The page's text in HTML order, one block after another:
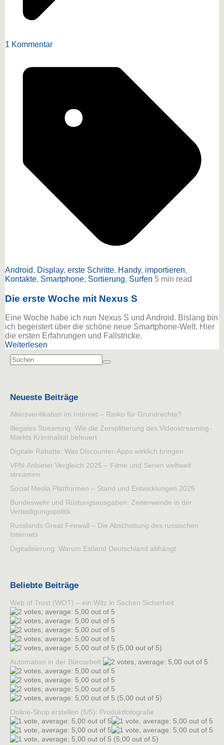
1 Kommentar
Android, Display, erste Schritte, Handy, importieren,
Kontakte, Smartphone, Sortierung, Surfen 5 min read
Die erste Woche mit Nexus S
Eine Woche habe ich nun Nexus S und Android. Bislang bin
ich begeistert über die schöne neue Smartphone-Welt. Hier
die ersten Erfahrungen und Fallstricke.
Weiterlesen
Neueste Beiträge
Altersverifikation im Internet – Risiko für Grundrechte?
Illegales Streaming: Wie die Zersplitterung des Videostreaming-
Markts Kriminalität befeuert
Digitale Rabatte: Was Discounter-Apps wirklich bringen
VPN-Anbieter Vergleich 2025 – Filme und Serien weltweit
streamen
Social Media Plattformen – Stand und Entwicklungen 2025
Bundeswehr und Rüstungsausgaben: Zeitenwende in der
Verteidigungspolitik
Russlands Great Firewall – Die Abschottung des russischen
Internets
Digitalisierung: Warum Estland Deutschland abhängt
Beliebte Beiträge
Web of Trust (WOT) – ein Witz in Sachen Sicherheit
(5,00 out of 5)
Automation in der Büroarbeit
(5,00 out of 5)
Online-Shop erstellen (5/5): Produktfotografie
(5,00 out of 5)